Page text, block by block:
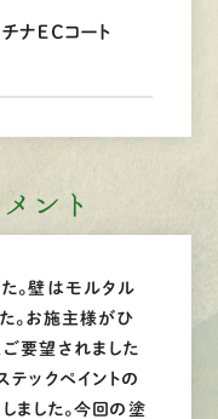
ナＥＣコート
ント
。壁はモルタル
。お施主様がひ
要望されました
ックペイントの
ました。今回の塗